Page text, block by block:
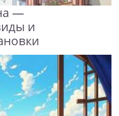
—
и